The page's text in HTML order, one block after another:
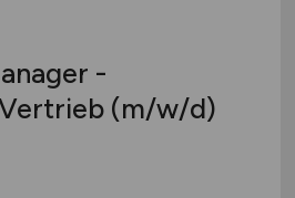
-
(m/w/d)